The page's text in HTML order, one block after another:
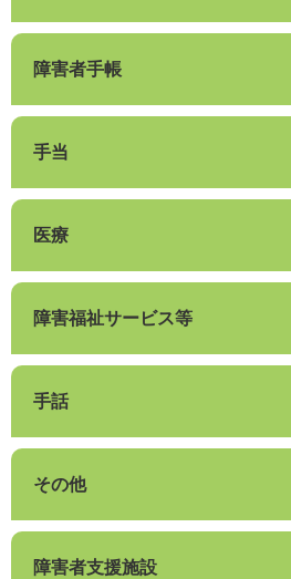
障害者手帳
手当
医療
障害福祉サービス等
手話
その他
障害者支援施設